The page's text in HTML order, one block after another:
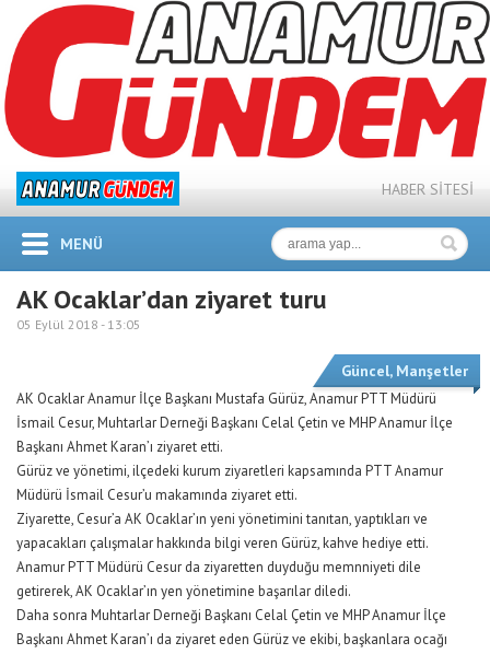
HABER SİTESİ
MENÜ
AK Ocaklar’dan ziyaret turu
05 Eylül 2018 - 13:05
Güncel, Manşetler
AK Ocaklar Anamur İlçe Başkanı Mustafa Gürüz, Anamur PTT Müdürü
İsmail Cesur, Muhtarlar Derneği Başkanı Celal Çetin ve MHP Anamur İlçe
Başkanı Ahmet Karan’ı ziyaret etti.
Gürüz ve yönetimi, ilçedeki kurum ziyaretleri kapsamında PTT Anamur
Müdürü İsmail Cesur’u makamında ziyaret etti.
Ziyarette, Cesur’a AK Ocaklar’ın yeni yönetimini tanıtan, yaptıkları ve
yapacakları çalışmalar hakkında bilgi veren Gürüz, kahve hediye etti.
Anamur PTT Müdürü Cesur da ziyaretten duyduğu memnniyeti dile
getirerek, AK Ocaklar’ın yen yönetimine başarılar diledi.
Daha sonra Muhtarlar Derneği Başkanı Celal Çetin ve MHP Anamur İlçe
Başkanı Ahmet Karan’ı da ziyaret eden Gürüz ve ekibi, başkanlara ocağı